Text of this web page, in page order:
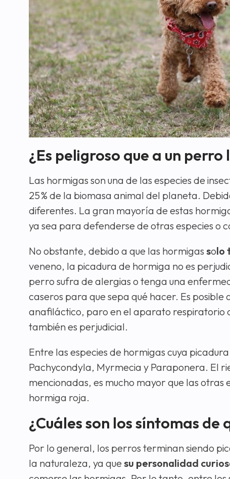
¿Es peligroso que a un
Las hormigas son una de las especies de
25 % de la biomasa animal del planeta.
diferentes. La gran mayoría de estas
ya sea para defenderse de otras especies o
No obstante, debido a que las hormigas solo
veneno, la picadura de hormiga no es
perro sufra de alergias o tenga una
caseros para que sepa qué hacer. Es
anafiláctico, paro en el aparato respiratorio
también es perjudicial.
Entre las especies de hormigas cuya
Pachycondyla, Myrmecia y Paraponera. El
mencionadas, es mucho mayor que las otras
hormiga roja.
¿Cuáles son los síntomas
Por lo general, los perros terminan siendo
la naturaleza, ya que su personalidad